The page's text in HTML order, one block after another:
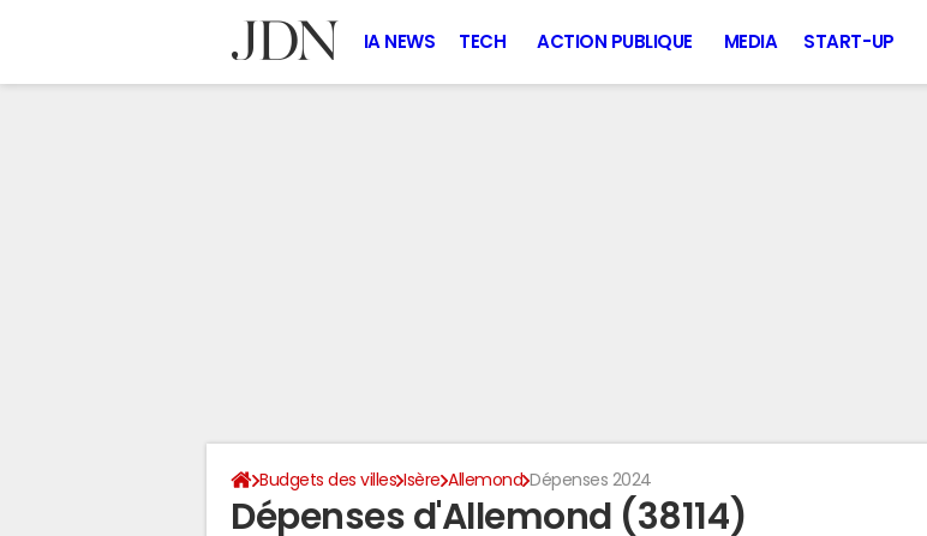
IA NEWS TECH ACTION PUBLIQUE MEDIA START-UP
Budgets des villes Isère Allemond Dépenses 2024
Dépenses d'Allemond (38114)